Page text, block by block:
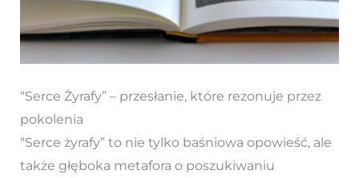
“Serce Żyrafy” – przesłanie, które rezonuje przez
pokolenia
“Serce żyrafy” to nie tylko baśniowa opowieść, ale
także głęboka metafora o poszukiwaniu